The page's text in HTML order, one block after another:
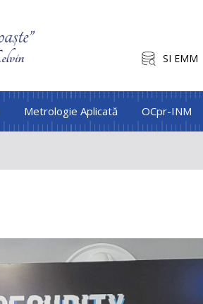
SI EMM
Metrologie Aplicată OCpr-INM